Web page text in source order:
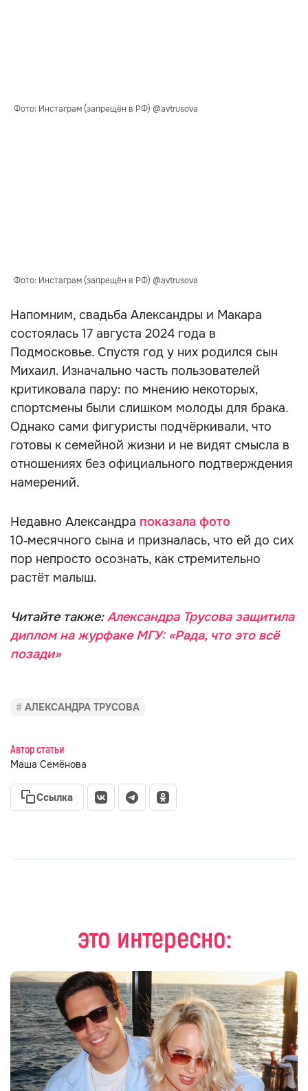
Фото: Инстаграм (запрещён в РФ) @avtrusova
Фото: Инстаграм (запрещён в РФ) @avtrusova
Напомним, свадьба Александры и Макара
состоялась 17 августа 2024 года в
Подмосковье. Спустя год у них родился сын
Михаил. Изначально часть пользователей
критиковала пару: по мнению некоторых,
спортсмены были слишком молоды для брака.
Однако сами фигуристы подчёркивали, что
готовы к семейной жизни и не видят смысла в
отношениях без официального подтверждения
намерений.
Недавно Александра показала фото
10‑месячного сына и призналась, что ей до сих
пор непросто осознать, как стремительно
растёт малыш.
Читайте также:Александра Трусова защитила
диплом на журфаке МГУ: «Рада, что это всё
позади»
АЛЕКСАНДРА ТРУСОВА
Автор статьи
Маша Семёнова
Ссылка
это интересно: